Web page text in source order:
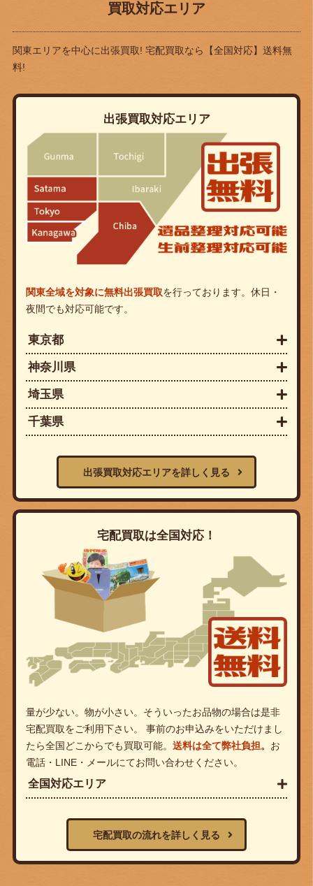
買取対応エリア
関東エリアを中心に出張買取! 宅配買取なら
【全国対応】送料無
料!
出張買取対応エリア
関東全域を対象に無料出張買取を行っております。休日・
夜間でも対応可能です。
東京都
神奈川県
埼玉県
千葉県
出張買取対応エリアを詳しく見る
宅配買取は全国対応！
量が少ない。物が小さい。そういったお品物の場合は是非
宅配買取をご利用下さい。 事前のお申込みをいただけまし
たら全国どこからでも買取可能。 送料は全て弊社負担。 お
電話・LINE・メールにてお問い合わせください。
全国対応エリア
宅配買取の流れを詳しく見る